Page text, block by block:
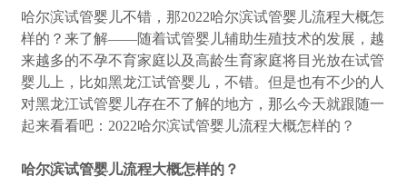
哈尔滨试管婴儿不错，那2022哈尔滨试管婴儿流程大概怎
样的？来了解——随着试管婴儿辅助生殖技术的发展，越
来越多的不孕不育家庭以及高龄生育家庭将目光放在试管
婴儿上，比如黑龙江试管婴儿，不错。但是也有不少的人
对黑龙江试管婴儿存在不了解的地方，那么今天就跟随一
起来看看吧：2022哈尔滨试管婴儿流程大概怎样的？
哈尔滨试管婴儿流程大概怎样的？